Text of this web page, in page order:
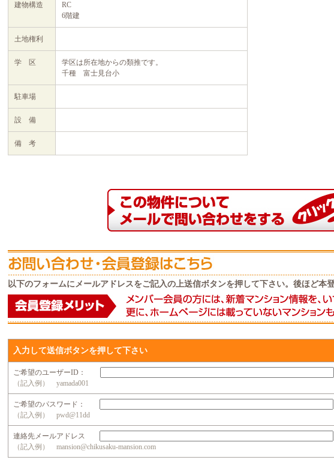
建物構造
RC
6階建
土地権利
学 区
学区は所在地からの類推です。
千種 富士見台小
駐車場
設 備
備 考
以下のフォームにメールアドレスをご記入の上送信ボタンを押して下さい。後ほど本
入力して送信ボタンを押して下さい
ご希望のユーザーID：
（記入例） yamada001
ご希望のパスワード：
（記入例） pwd@11dd
連絡先メールアドレス
（記入例） mansion@chikusaku-mansion.com